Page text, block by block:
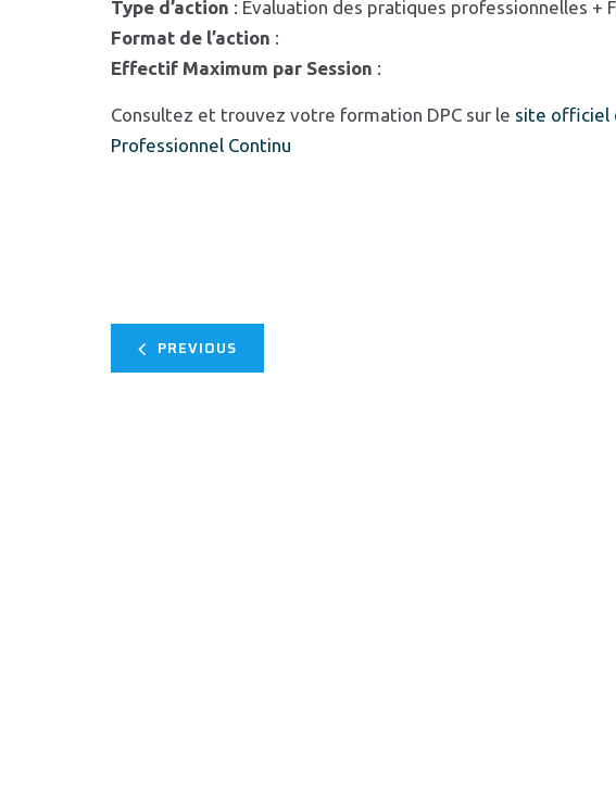
Type d’action : Evaluation des pratiques professionnelles +
Format de l’action :
Effectif Maximum par Session :
Consultez et trouvez votre formation DPC sur le site officiel
Professionnel Continu
PREVIOUS